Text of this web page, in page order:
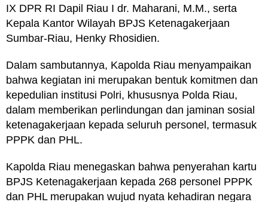
IX DPR RI Dapil Riau I dr. Maharani, M.M., serta
Kepala Kantor Wilayah BPJS Ketenagakerjaan
Sumbar-Riau, Henky Rhosidien.
Dalam sambutannya, Kapolda Riau menyampaikan
bahwa kegiatan ini merupakan bentuk komitmen dan
kepedulian institusi Polri, khususnya Polda Riau,
dalam memberikan perlindungan dan jaminan sosial
ketenagakerjaan kepada seluruh personel, termasuk
PPPK dan PHL.
Kapolda Riau menegaskan bahwa penyerahan kartu
BPJS Ketenagakerjaan kepada 268 personel PPPK
dan PHL merupakan wujud nyata kehadiran negara